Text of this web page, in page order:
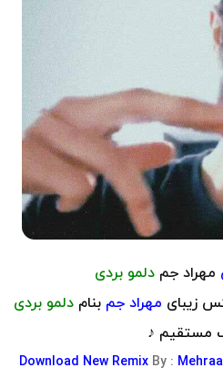
مهراد جم دلمو بردی
زیبای مهراد جم بنامدلمو بردی
مستقیم ♪
Download New Remix By :